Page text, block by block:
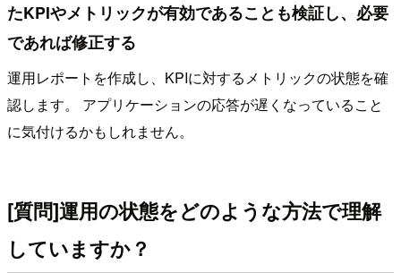
たKPIやメトリックが有効であることも検証し、必要
であれば修正する
運用レポートを作成し、KPIに対するメトリックの状態を確
認します。 アプリケーションの応答が遅くなっていること
に気付けるかもしれません。
[質問]運用の状態をどのような方法で理解
していますか？